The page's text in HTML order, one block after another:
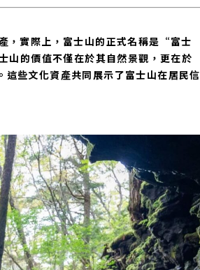
，實際上，富士山的正式名稱是“富士
山的價值不僅在於其自然景觀，更在於
些文化資產共同展示了富士山在居民信